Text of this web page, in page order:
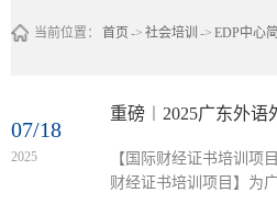
当前位置： 首页 -> 社会培训 -> EDP中心
07/18
2025
【国际财经证书培训项
财经证书培训项目】为